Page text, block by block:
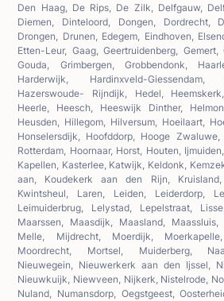
Den Haag, De Rips, De Zilk, Delfgauw,
Diemen, Dinteloord, Dongen, Dordrecht,
Drongen, Drunen, Edegem, Eindhoven,
Etten-Leur, Gaag, Geertruidenberg,
Gouda, Grimbergen, Grobbendonk,
Harderwijk, Hardinxveld-
Hazerswoude- Rijndijk, Hedel,
Heerle, Heesch, Heeswijk Dinther,
Heusden, Hillegom, Hilversum, Hoeilaart,
Honselersdijk, Hoofddorp, Hooge
Rotterdam, Hoornaar, Horst, Houten,
Kapellen, Kasterlee, Katwijk, Keldonk,
aan, Koudekerk aan den Rijn, Kruisland,
Kwintsheul, Laren, Leiden, Leiderdorp,
Leimuiderbrug, Lelystad, Lepelstraat,
Maarssen, Maasdijk, Maasland,
Melle, Mijdrecht, Moerdijk,
Moordrecht, Mortsel, Muiderberg,
Nieuwegein, Nieuwerkerk aan den Ijssel,
Nieuwkuijk, Niewveen, Nijkerk, Nistelrode,
Nuland, Numansdorp, Oegstgeest,